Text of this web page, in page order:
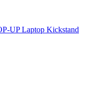
UP Laptop Kickstand